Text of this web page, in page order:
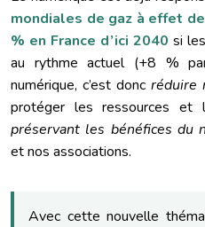
mondiales de gaz à effet
% en France d’ici 2040 si
au rythme actuel (+8 %
numérique, c’est donc réduire
protéger les ressources et
préservant les bénéfices du
et nos associations.
Avec cette nouvelle